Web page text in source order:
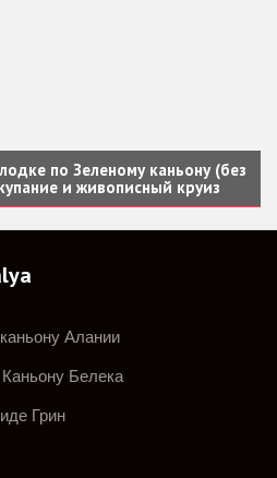
по Зеленому каньону (без
и живописный круиз
Алании
Белека
Грин